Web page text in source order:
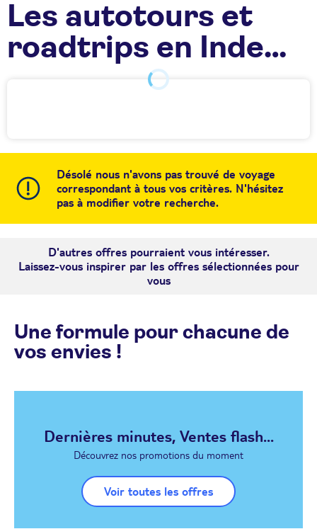
Les autotours et
roadtrips en Inde
Désolé nous n'avons pas trouvé de voyage
correspondant à tous vos critères. N'hésitez
pas à modifier votre recherche.
D'autres offres pourraient vous intéresser.
Laissez-vous inspirer par les offres sélectionnées pour
vous
Une formule pour chacune de
vos envies !
Dernières minutes, Ventes flash...
Découvrez nos promotions du moment
Voir toutes les offres